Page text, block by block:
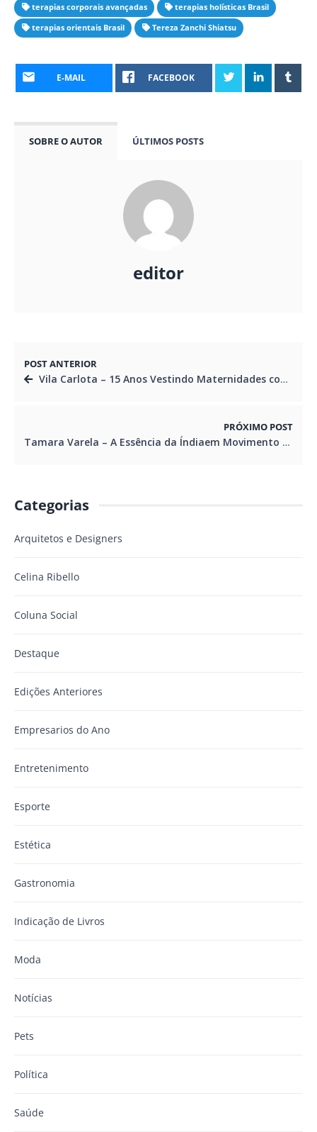
terapias corporais avançadas
terapias holísticas Brasil
terapias orientais Brasil
Tereza Zanchi Shiatsu
E-MAIL FACEBOOK
SOBRE O AUTOR ÚLTIMOS POSTS
editor
POST ANTERIOR
Vila Carlota – 15 Anos Vestindo Maternidades com Elegância, Afeto e Propósito
PRÓXIMO POST
Tamara Varela – A Essência da Índiaem Movimento na Passarela Paranaense
Categorias
Arquitetos e Designers
Celina Ribello
Coluna Social
Destaque
Edições Anteriores
Empresarios do Ano
Entretenimento
Esporte
Estética
Gastronomia
Indicação de Livros
Moda
Notícias
Pets
Política
Saúde